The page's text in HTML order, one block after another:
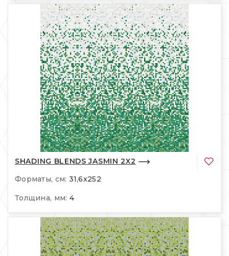
SHADING BLENDS JASMIN 2X2
Форматы, см: 31,6x252
Толщина, мм: 4